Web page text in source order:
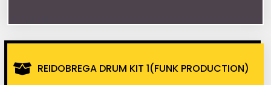
REIDOBREGA DRUM KIT 1(FUNK PRODUCTION)